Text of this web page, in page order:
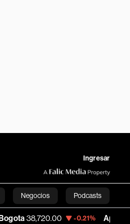
Ingresar
Negocios Podcasts
38,720.00 -0.21% Apple 310.94